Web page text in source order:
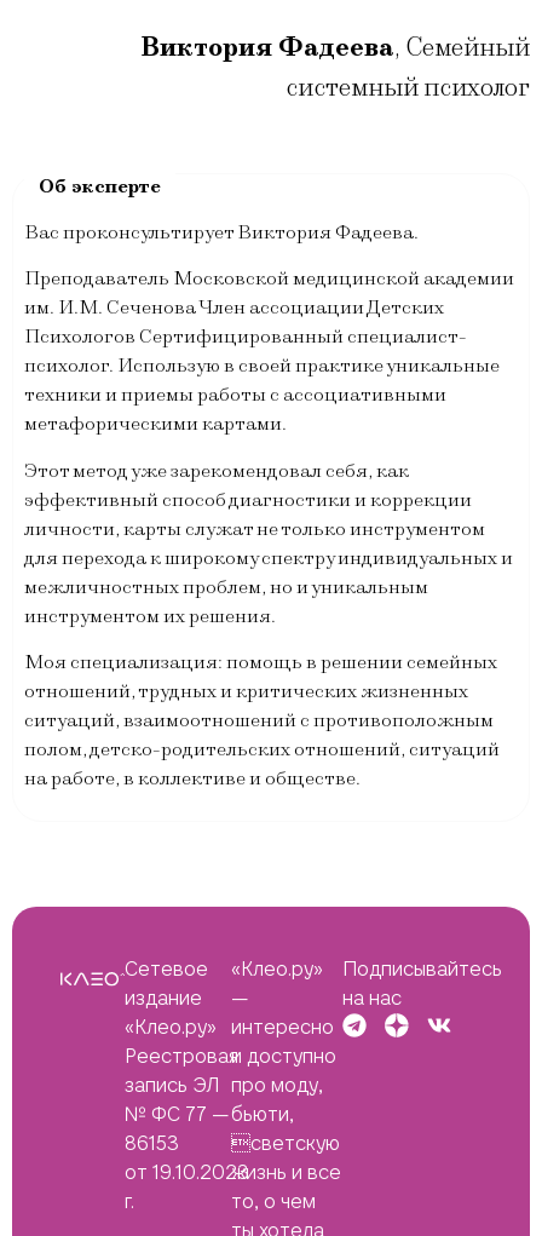
Виктория Фадеева, Семейный
системный психолог
Вас проконсультирует Виктория Фадеева.
Преподаватель Московской медицинской академии
им. И.М. Сеченова Член ассоциации Детских
Психологов Сертифицированный специалист-
психолог. Использую в своей практике уникальные
техники и приемы работы с ассоциативными
метафорическими картами.
Этот метод уже зарекомендовал себя, как
эффективный способ диагностики и коррекции
личности, карты служат не только инструментом
для перехода к широкому спектру индивидуальных и
межличностных проблем, но и уникальным
инструментом их решения.
Моя специализация: помощь в решении семейных
отношений, трудных и критических жизненных
ситуаций, взаимоотношений с противоположным
полом, детско-родительских отношений, ситуаций
на работе, в коллективе и обществе.
Сетевое
издание
«Клео.ру»
Реестровая
запись ЭЛ
№ ФС 77 —
86153
от 19.10.2023
г.
«Клео.ру»
—
интересно
и доступно
про моду,
бьюти,
светскую
жизнь и все
то, о чем
ты хотела
Подписывайтесь
на нас